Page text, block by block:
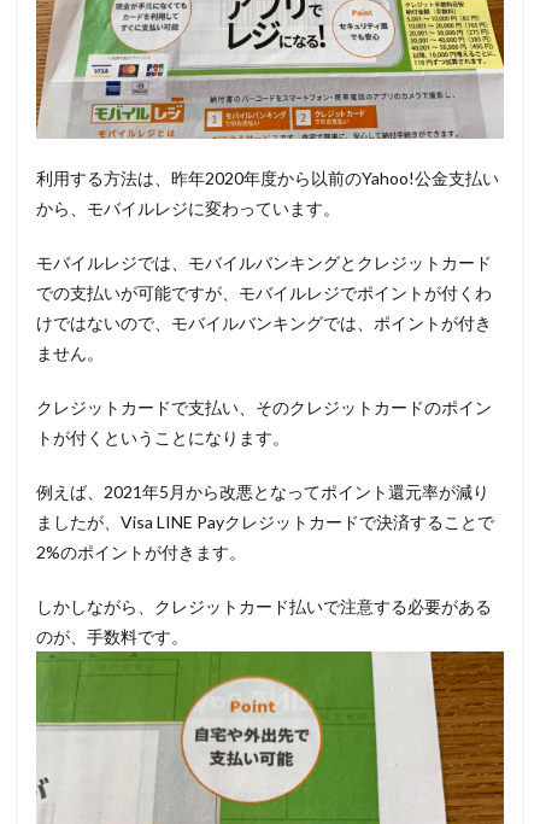
利用する方法は、昨年2020年度から以前のYahoo!公金支払い
から、モバイルレジに変わっています。
モバイルレジでは、モバイルバンキングとクレジットカード
での支払いが可能ですが、モバイルレジでポイントが付くわ
けではないので、モバイルバンキングでは、ポイントが付き
ません。
クレジットカードで支払い、そのクレジットカードのポイン
トが付くということになります。
例えば、2021年5月から改悪となってポイント還元率が減り
ましたが、Visa LINE Payクレジットカードで決済することで
2%のポイントが付きます。
しかしながら、クレジットカード払いで注意する必要がある
のが、手数料です。